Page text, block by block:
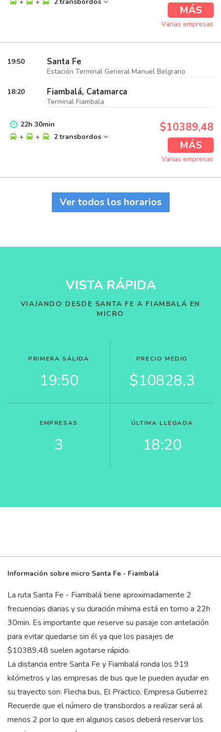
MÁS
Varias empresas
19:50 Santa Fe
Estación Terminal General Manuel Belgrano
18:20 Fiambalá, Catamarca
Terminal Fiambala
22h 30min
+
+ 2 transbordos
$10389,48
MÁS
Varias empresas
Ver todos los horarios
VISTA RÁPIDA
VIAJANDO DESDE SANTA FE A FIAMBALÁ EN
MICRO
PRIMERA SÁLIDA
19:50
PRECIO MEDIO
$10828,3
EMPRESAS
3
ÚLTIMA LLEGADA
18:20
Información sobre micro Santa Fe - Fiambalá
La ruta Santa Fe - Fiambalá tiene aproximadamente 2
frecuencias diarias y su duración mínima está en torno a 22h
30min. Es importante que reserve su pasaje con antelación
para evitar quedarse sin él ya que los pasajes de
$10389,48 suelen agotarse rápido.
La distancia entre Santa Fe y Fiambalá ronda los 919
kilómetros y las empresas de bus que le pueden ayudar en
su trayecto son: Flecha bus, El Practico, Empresa Gutierrez
Recuerde que el número de transbordos a realizar será al
menos 2 por lo que en algunos casos deberá reservar los